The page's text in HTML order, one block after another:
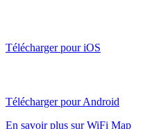
Télécharger pour iOS
Télécharger pour Android
En savoir plus sur WiFi Map